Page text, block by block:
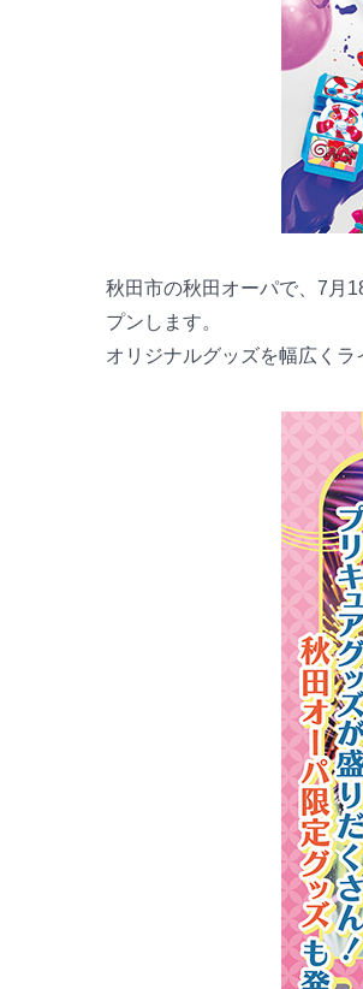
秋田市の秋田オーパで、7月
プンします。
オリジナルグッズを幅広くラ